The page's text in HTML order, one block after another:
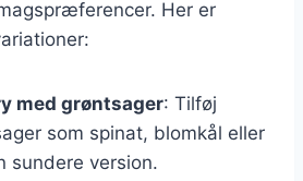
Her er
med grøntsager: Tilføj
som spinat, blomkål eller
sundere version.